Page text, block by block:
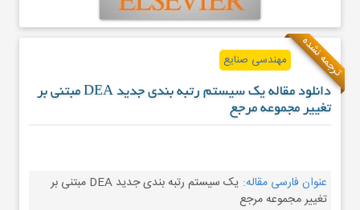
ترجمه نشده مهندسی صنایع
دانلود مقاله یک سیستم رتبه بندی جدید DEA مبتنی بر
تغییر مجموعه مرجع
عنوان فارسی مقاله:
یک سیستم رتبه بندی جدید DEA مبتنی بر
تغییر مجموعه مرجع